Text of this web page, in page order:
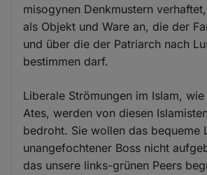
misogynen Denkmustern
als Objekt und Ware an, die der
und über die der Patriarch nach
bestimmen darf.
Liberale Strömungen im Islam,
Ates, werden von diesen
bedroht. Sie wollen das bequeme
unangefochtener Boss nicht
das unsere links-grünen Peers